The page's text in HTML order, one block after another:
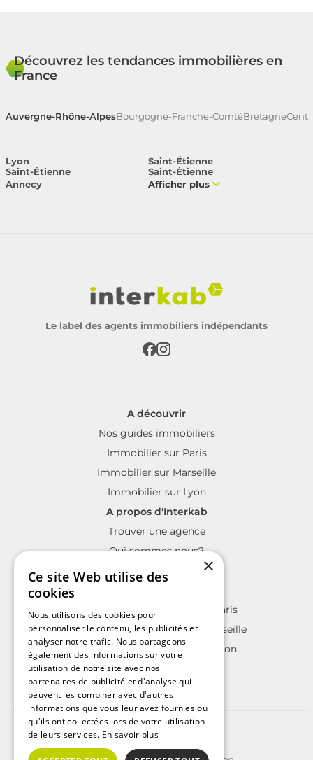
Découvrez les tendances immobilières en
France
Auvergne-Rhône-AlpesBourgogne-Franche-ComtéBretagne
Lyon
Saint-Étienne
Saint-Étienne
Saint-Étienne
Annecy
Afficher plus
Le label des agents immobiliers indépendants
A découvrir
Nos guides immobiliers
Immobilier sur Paris
Immobilier sur Marseille
Immobilier sur Lyon
A propos d'Interkab
Trouver une agence
Qui sommes nous?
La charte Interkab
Annonces immobilières sur Paris
Annonces immobilières sur Marseille
Annonces immobilières sur Lyon
©2025 | Tous droits réservés
Plan du site
×
Ce site Web utilise des
cookies
Nous utilisons des cookies pour
personnaliser le contenu, les publicités et
analyser notre trafic. Nous partageons
également des informations sur votre
utilisation de notre site avec nos
partenaires de publicité et d'analyse qui
peuvent les combiner avec d'autres
informations que vous leur avez fournies ou
qu'ils ont collectées lors de votre utilisation
de leurs services. En savoir plus